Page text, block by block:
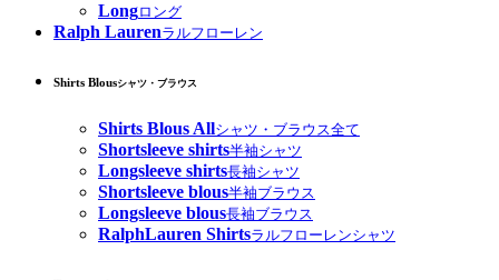
Longロング
Ralph Laurenラルフローレン
Shirts Blousシャツ・ブラウス
Shirts Blous Allシャツ・ブラウス全て
Shortsleeve shirts半袖シャツ
Longsleeve shirts長袖シャツ
Shortsleeve blous半袖ブラウス
Longsleeve blous長袖ブラウス
RalphLauren Shirtsラルフローレンシャツ